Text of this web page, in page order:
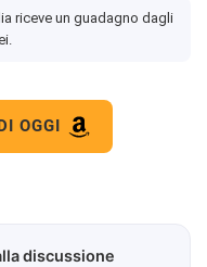
riceve un guadagno dagli
OGGI
discussione